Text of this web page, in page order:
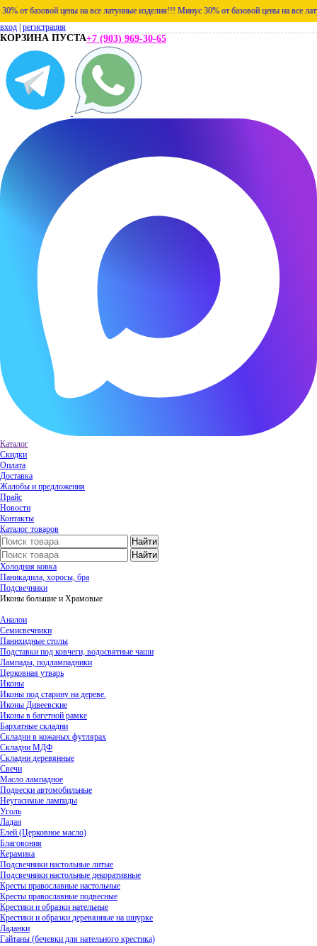
базовой цены на все латунные изделия!!! Минус 30% от базовой цены на все латунные
вход регистрация
КОРЗИНА ПУСТА+7 (903) 969-30-65
Каталог
Скидки
Оплата
Доставка
Жалобы и предложения
Прайс
Новости
Контакты
Каталог товаров
Холодная ковка
Паникадила, хоросы, бра
Подсвечники
Иконы большие и Храмовые
Аналои
Семисвечники
Панихидные столы
Подставки под ковчеги, водосвятные чаши
Лампады, подлампадники
Церковная утварь
Иконы
Иконы под старину на дереве.
Иконы Дивеевские
Иконы в багетной рамке
Бархатные складни
Складни в кожаных футлярах
Складни МДФ
Складни деревянные
Свечи
Масло лампадное
Подвески автомобильные
Неугасимые лампады
Уголь
Ладан
Елей (Церковное масло)
Благовония
Керамика
Подсвечники настольные литые
Подсвечники настольные декоративные
Кресты православные настольные
Кресты православные подвесные
Крестики и образки нательные
Крестики и образки деревянные на шнурке
Ладанки
Гайтаны (бечевки для нательного крестика)